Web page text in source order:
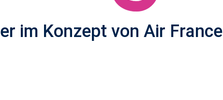
im Konzept von Air France